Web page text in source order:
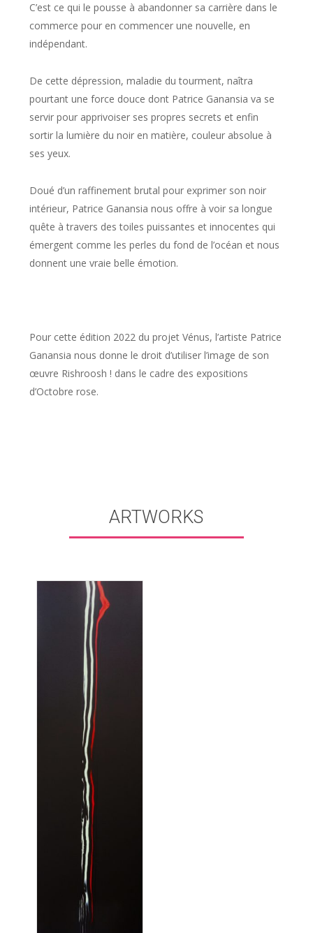
C’est ce qui le pousse à abandonner sa carrière dans le
commerce pour en commencer une nouvelle, en
indépendant.
De cette dépression, maladie du tourment, naîtra
pourtant une force douce dont Patrice Ganansia va se
servir pour apprivoiser ses propres secrets et enfin
sortir la lumière du noir en matière, couleur absolue à
ses yeux.
Doué d’un raffinement brutal pour exprimer son noir
intérieur, Patrice Ganansia nous offre à voir sa longue
quête à travers des toiles puissantes et innocentes qui
émergent comme les perles du fond de l’océan et nous
donnent une vraie belle émotion.
Pour cette édition 2022 du projet Vénus, l’artiste Patrice
Ganansia nous donne le droit d’utiliser l’image de son
œuvre Rishroosh ! dans le cadre des expositions
d’Octobre rose.
ARTWORKS